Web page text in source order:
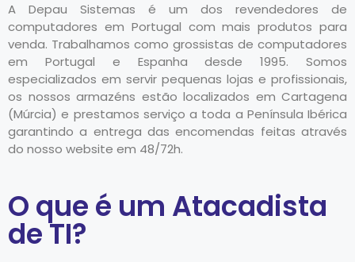
A Depau Sistemas é um dos revendedores de
computadores em Portugal com mais produtos para
venda. Trabalhamos como grossistas de computadores
em Portugal e Espanha desde 1995. Somos
especializados em servir pequenas lojas e profissionais,
os nossos armazéns estão localizados em Cartagena
(Múrcia) e prestamos serviço a toda a Península Ibérica
garantindo a entrega das encomendas feitas através
do nosso website em 48/72h.
O que é um Atacadista
de TI?